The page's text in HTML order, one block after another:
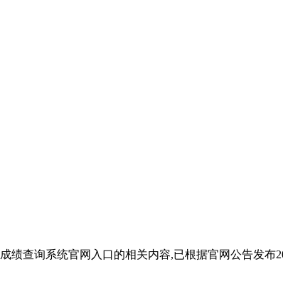
绩查询系统官网入口的相关内容,已根据官网公告发布